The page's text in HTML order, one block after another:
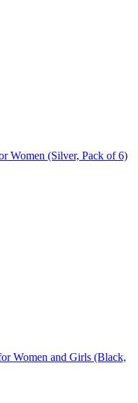
Women (Silver, Pack of 6)
Women and Girls (Black,